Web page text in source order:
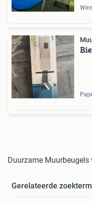
Duurzame
Gerelateerde